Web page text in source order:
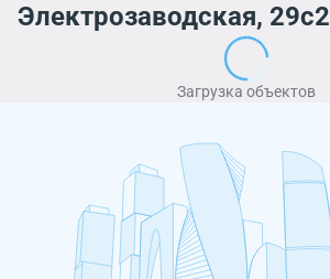
Электрозаводская, 29с2
Загрузка объектов